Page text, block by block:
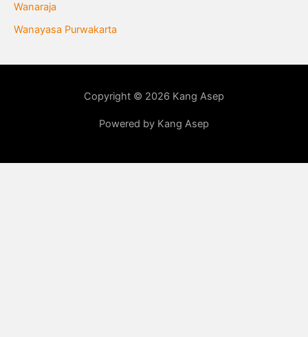
Wanaraja
Wanayasa Purwakarta
Copyright © 2026 Kang Asep
Powered by Kang Asep